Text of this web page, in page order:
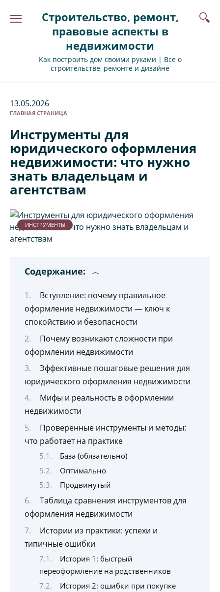
Строительство, ремонт,
правовые аспекты в
недвижимости
Как построить дом своими руками | Все о
строительстве, ремонте и дизайне
13.05.2026
ГЛАВНАЯ СТРАНИЦА
Инструменты для
юридического оформления
недвижимости: что нужно
знать владельцам и
агентствам
ИНСТРУМЕНТЫ
Содержание:
Вступление: почему правильное
оформление недвижимости — ключ к
спокойствию и безопасности
Почему возникают сложности при
оформлении недвижимости
Эффективные пошаговые решения для
юридического оформления недвижимости
Мифы и реальность в оформлении
недвижимости
Проверенные инструменты и методы:
что работает на практике
База (обязательно)
Оптимально
Продвинутый
Таблица сравнения инструментов для
оформления недвижимости
Истории из практики: успехи и
типичные ошибки
История 1: быстрый
переоформление на родственников
История 2: ошибки при покупке